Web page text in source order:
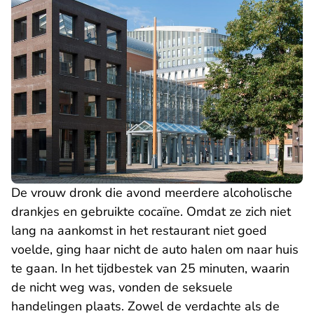
De vrouw dronk die avond meerdere alcoholische
drankjes en gebruikte cocaïne. Omdat ze zich niet
lang na aankomst in het restaurant niet goed
voelde, ging haar nicht de auto halen om naar huis
te gaan. In het tijdbestek van 25 minuten, waarin
de nicht weg was, vonden de seksuele
handelingen plaats. Zowel de verdachte als de